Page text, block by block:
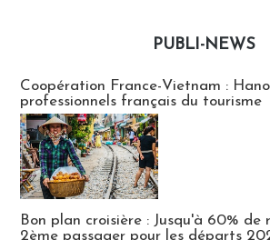
PUBLI-NEWS
Coopération France-Vietnam :
professionnels français du tourisme
Bon plan croisière : Jusqu'à 60% de
2ème passager pour les départs